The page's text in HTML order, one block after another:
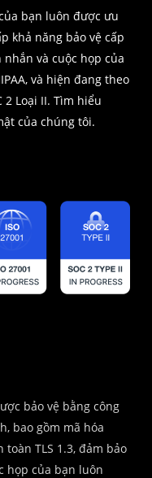
bạn luôn được ưu
khả năng bảo vệ cấp
và cuộc họp của
và hiện đang theo
2 Loại II. Tìm hiểu
của chúng tôi.
bảo vệ bằng công
bao gồm mã hóa
TLS 1.3, đảm bảo
họp của bạn luôn